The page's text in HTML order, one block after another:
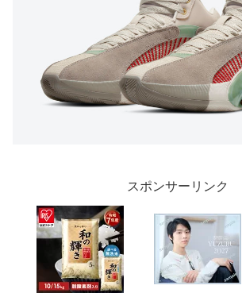
スポンサーリンク